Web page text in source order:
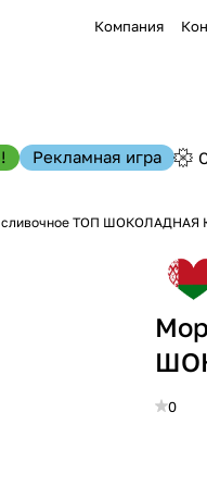
Компания
Рекламная игра
ТОП ШОКОЛАДНАЯ
0